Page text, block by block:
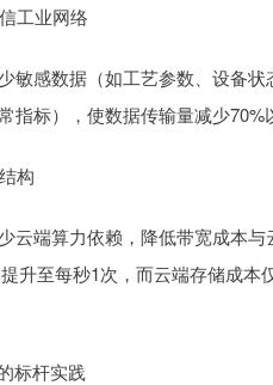
工业网络
敏感数据（如工艺参数、设备
标），使数据传输量减少70%
构
云端算力依赖，降低带宽成本
升至每秒1次，而云端存储成
标杆实践